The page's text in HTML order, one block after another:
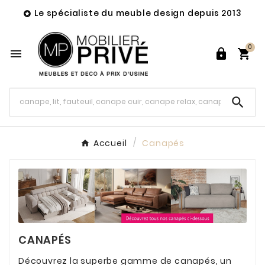
 Le spécialiste du meuble design depuis 2013
  
0

Accueil Canapés
CANAPÉS
Découvrez la superbe gamme de canapés, un